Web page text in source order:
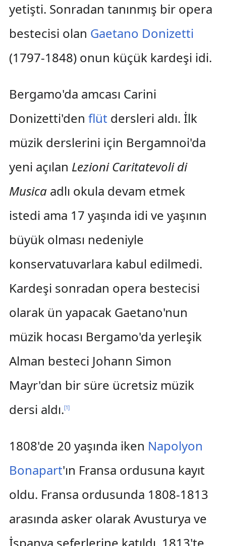
yetişti. Sonradan tanınmış bir opera
bestecisi olan Gaetano Donizetti
(1797-1848) onun küçük kardeşi idi.
Bergamo'da amcası Carini
Donizetti'den flütdersleri aldı. İlk
müzik derslerini için Bergamnoi'da
yeni açılan Lezioni Caritatevoli di
Musica adlı okula devam etmek
istedi ama 17 yaşında idi ve yaşının
büyük olması nedeniyle
konservatuvarlara kabul edilmedi.
Kardeşi sonradan opera bestecisi
olarak ün yapacak Gaetano'nun
müzik hocası Bergamo'da yerleşik
Alman besteci Johann Simon
Mayr'dan bir süre ücretsiz müzik
dersi aldı.[1]
1808'de 20 yaşında iken Napolyon
Bonapart'ın Fransa ordusuna kayıt
oldu. Fransa ordusunda 1808-1813
arasında asker olarak Avusturya ve